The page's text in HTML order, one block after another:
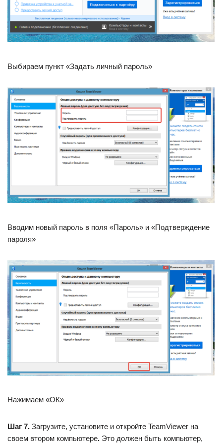
Выбираем пункт «Задать личный пароль»
Вводим новый пароль в поля «Пароль» и «Подтверждение
пароля»
Нажимаем «ОК»
Шаг 7. Загрузите, установите и откройте TeamViewer на
своем втором компьютере. Это должен быть компьютер,